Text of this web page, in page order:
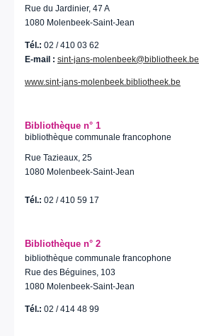
Rue du Jardinier, 47 A
1080 Molenbeek-Saint-Jean
Tél.: 02 / 410 03 62
E-mail : sint-jans-molenbeek@bibliotheek.be
www.sint-jans-molenbeek.bibliotheek.be
Bibliothèque n° 1
bibliothèque communale francophone
Rue Tazieaux, 25
1080 Molenbeek-Saint-Jean
Tél.: 02 / 410 59 17
Bibliothèque n° 2
bibliothèque communale francophone
Rue des Béguines, 103
1080 Molenbeek-Saint-Jean
Tél.: 02 / 414 48 99